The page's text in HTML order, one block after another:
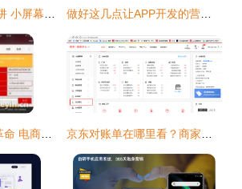
警惕iPhone Mini陷阱 小屏幕背后的品牌价值捍卫战 做好这几点让APP开发的营销价值最大化
指尖生态下的包装革命 电商时代包装发展的新方向与移动端优势 京东对账单在哪里看？商家后台对账单查询全流程解析